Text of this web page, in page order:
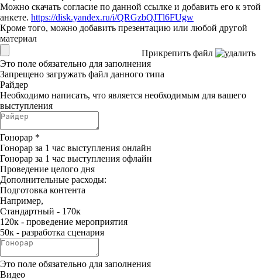
Можно скачать согласие по данной ссылке и добавить его к этой
анкете. https://disk.yandex.ru/i/QRGzbQJTl6FUgw
Кроме того, можно добавить презентацию или любой другой
материал
Прикрепить файл
Это поле обязательно для заполнения
Запрещено загружать файл данного типа
Райдер
Необходимо написать, что является необходимым для вашего
выступления
Гонорар *
Гонорар за 1 час выступления онлайн
Гонорар за 1 час выступления офлайн
Проведение целого дня
Дополнительные расходы:
Подготовка контента
Например,
Стандартный - 170к
120к - проведение мероприятия
50к - разработка сценария
Это поле обязательно для заполнения
Видео